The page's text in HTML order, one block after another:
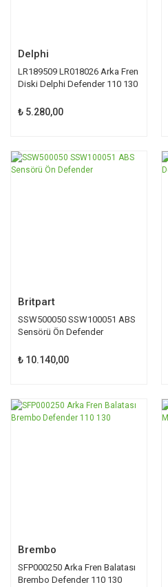
Delphi
LR189509 LR018026 Arka Fren
Diski Delphi Defender 110 130
₺ 5.280,00
Britpart
SSW500050 SSW100051 ABS
Sensörü Ön Defender
₺ 10.140,00
Brembo
SFP000250 Arka Fren Balatası
Brembo Defender 110 130